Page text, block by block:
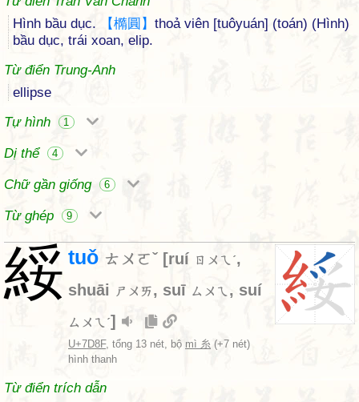
Hình bầu dục.
【橢圓 】 thoả viên [tuôyuán] (toán) (Hình)
bầu dục, trái xoan, elip.
Từ điển Trung-Anh
ellipse
Tự hình
1
Dị thể 4
Chữ gần giống 6
Từ ghép 9
綏 tuǒ ㄊㄨㄛˇ [ruí ㄖㄨㄟˊ,
shuāi
ㄕㄨㄞ, suī ㄙㄨㄟ , suí
ㄙㄨㄟˊ]
U+7D8F, tổng 13 nét, bộ mì 糸 (+7 nét)
hình thanh
Từ điển trích dẫn